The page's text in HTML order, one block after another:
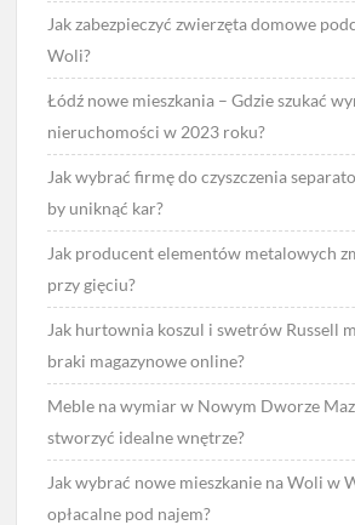
Jak zabezpieczyć zwierzęta domowe
Woli?
Łódź nowe mieszkania – Gdzie szukać
nieruchomości w 2023 roku?
Jak wybrać firmę do czyszczenia
by uniknąć kar?
Jak producent elementów metalowych
przy gięciu?
Jak hurtownia koszul i swetrów Russell
braki magazynowe online?
Meble na wymiar w Nowym Dworze
stworzyć idealne wnętrze?
Jak wybrać nowe mieszkanie na Woli w
opłacalne pod najem?